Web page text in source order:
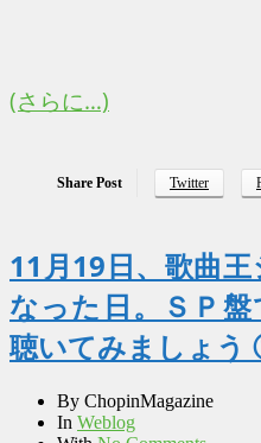
(さらに…)
Share Post Twitter
11月19日、歌曲
なった日。ＳＰ
聴いてみましょ
By ChopinMagazine
In Weblog